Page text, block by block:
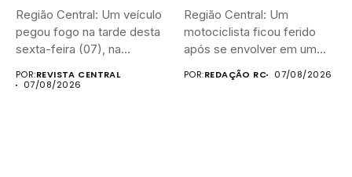
Região Central: Um veículo
pegou fogo na tarde desta
sexta-feira (07), na...
POR:REVISTA CENTRAL
07/08/2026
Região Central: Um
motociclista ficou ferido
após se envolver em um
acidente...
POR:REDAÇÃO RC 07/08/2026